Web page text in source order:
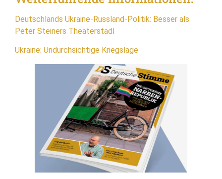
Deutschlands Ukraine-Russland-Politik: Besser als
Peter Steiners Theaterstadl
Ukraine: Undurchsichtige Kriegslage